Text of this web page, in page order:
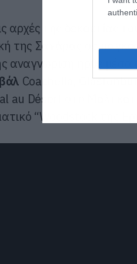
αρχές της δεκαετίας
της Σαχάρας σε
αναγνώριση ήρθε
Coachella,
au Désert στο Μάλι και
“Woodstock της